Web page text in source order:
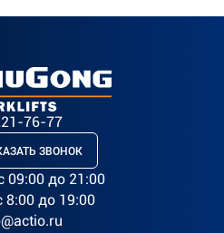
76-77
ЗВОНОК
09:00 до 21:00
8:00 до 19:00